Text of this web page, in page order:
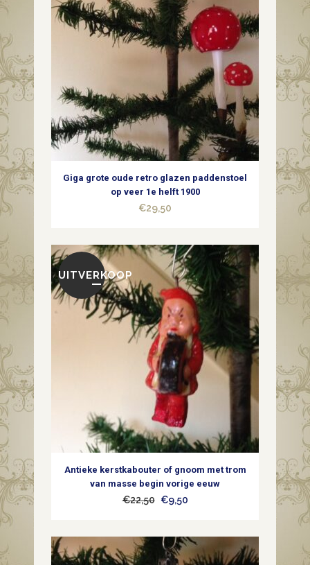
Giga grote oude retro glazen paddenstoel
op veer 1e helft 1900
€29,50
UITVERKOOP
Antieke kerstkabouter of gnoom met trom
van masse begin vorige eeuw
€22,50 Oorspronkelijke
was:
€22,50.
€9,50Huidige
is:
€9,50.